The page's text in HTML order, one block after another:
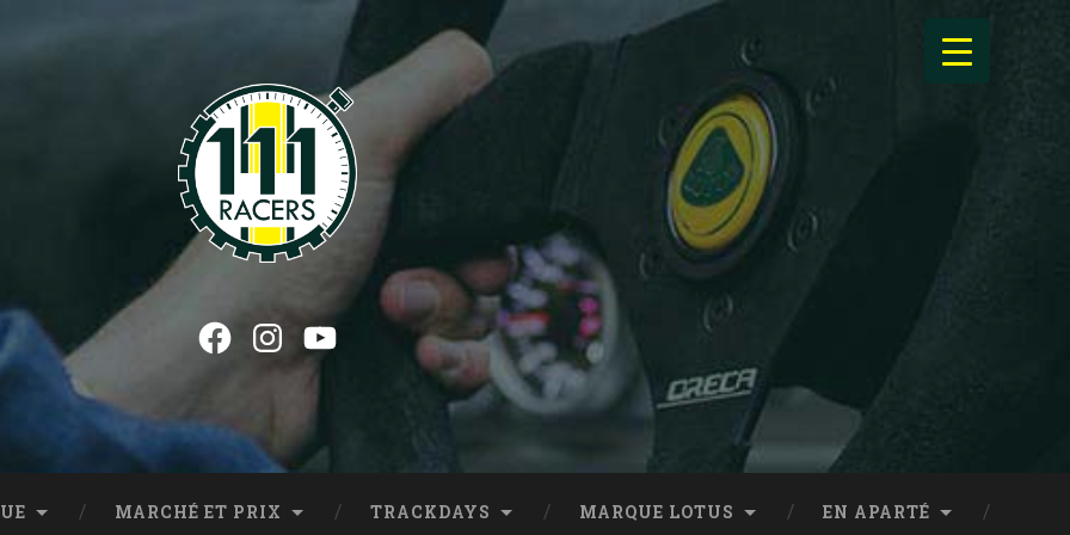
Lotus… Facebook
Instagram
YouTube
MARCHÉ ET PRIX TRACKDAYS MARQUE LOTUS EN APARTÉ